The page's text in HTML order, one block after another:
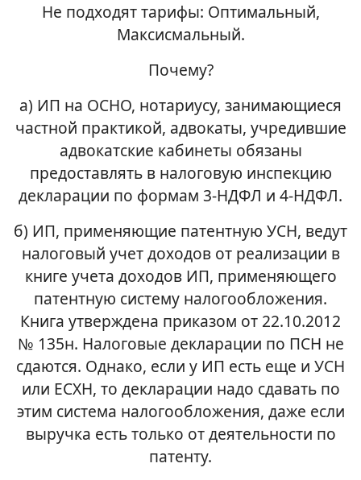
Не подходят тарифы: Оптимальный,
Максисмальный.
Почему?
а) ИП на ОСНО, нотариусу, занимающиеся
частной практикой, адвокаты, учредившие
адвокатские кабинеты обязаны
предоставлять в налоговую инспекцию
декларации по формам 3-НДФЛ и 4-НДФЛ.
б) ИП, применяющие патентную УСН, ведут
налоговый учет доходов от реализации в
книге учета доходов ИП, применяющего
патентную систему налогообложения.
Книга утверждена приказом от 22.10.2012
№ 135н. Налоговые декларации по ПСН не
сдаются. Однако, если у ИП есть еще и УСН
или ЕСХН, то декларации надо сдавать по
этим система налогообложения, даже если
выручка есть только от деятельности по
патенту.